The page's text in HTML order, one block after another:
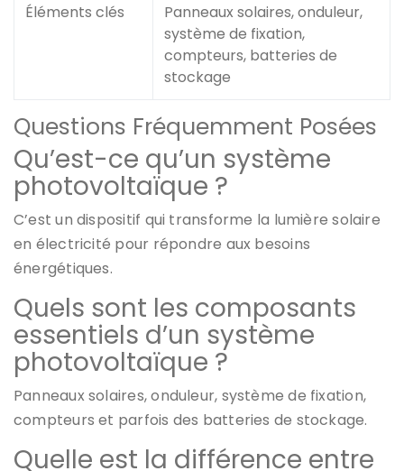
Éléments clés
Panneaux solaires, onduleur,
système de fixation,
compteurs, batteries de
stockage
Questions Fréquemment Posées
Qu’est-ce qu’un système
photovoltaïque ?
C’est un dispositif qui transforme la lumière solaire
en électricité pour répondre aux besoins
énergétiques.
Quels sont les composants
essentiels d’un système
photovoltaïque ?
Panneaux solaires, onduleur, système de fixation,
compteurs et parfois des batteries de stockage.
Quelle est la différence entre